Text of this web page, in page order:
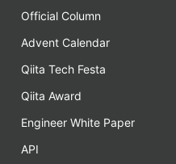
Official Column
Advent Calendar
Qiita Tech Festa
Qiita Award
Engineer White Paper
API